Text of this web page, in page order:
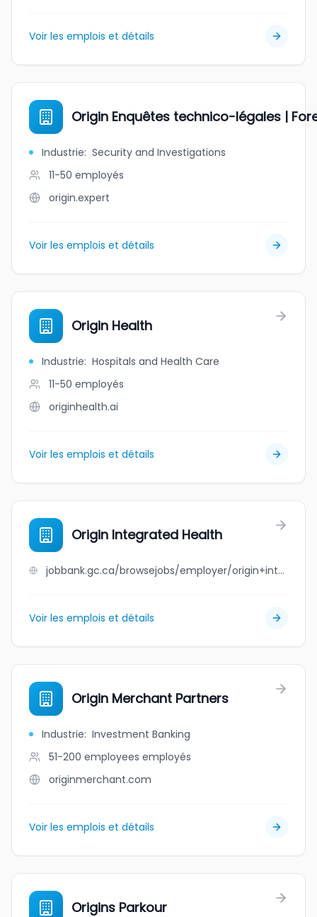
Voir les emplois et détails
Origin Enquêtes technico-légales |
Industrie: Security and Investigations
11-50 employés
origin.expert
Voir les emplois et détails
Origin Health
Industrie: Hospitals and Health Care
11-50 employés
originhealth.ai
Voir les emplois et détails
Origin Integrated Health
jobbank.gc.ca/browsejobs/employer/origin+integrated+health/ca
Voir les emplois et détails
Origin Merchant Partners
Industrie: Investment Banking
51-200 employees employés
originmerchant.com
Voir les emplois et détails
Origins Parkour